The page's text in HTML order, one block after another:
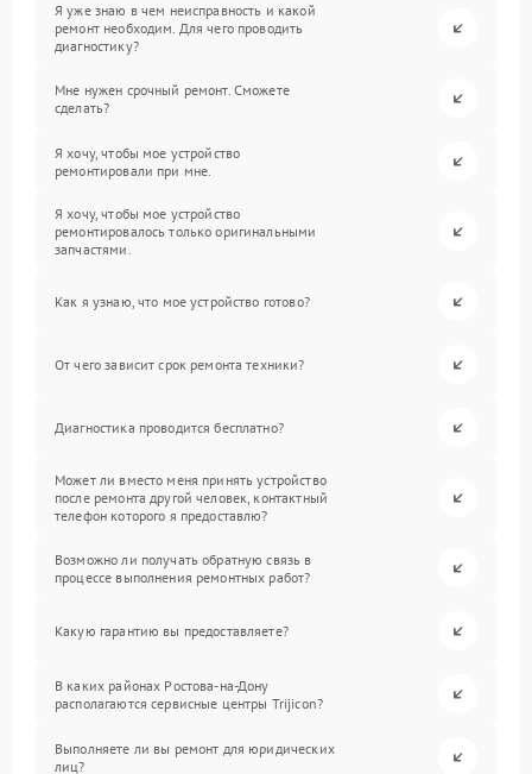
Я уже знаю в чем неисправность и какой
ремонт необходим. Для чего проводить
диагностику?
Мне нужен срочный ремонт. Сможете
сделать?
Я хочу, чтобы мое устройство
ремонтировали при мне.
Я хочу, чтобы мое устройство
ремонтировалось только оригинальными
запчастями.
Как я узнаю, что мое устройство готово?
От чего зависит срок ремонта техники?
Диагностика проводится бесплатно?
Может ли вместо меня принять устройство
после ремонта другой человек, контактный
телефон которого я предоставлю?
Возможно ли получать обратную связь в
процессе выполнения ремонтных работ?
Какую гарантию вы предоставляете?
В каких районах Ростова-на-Дону
располагаются сервисные центры Trijicon?
Выполняете ли вы ремонт для юридических
лиц?